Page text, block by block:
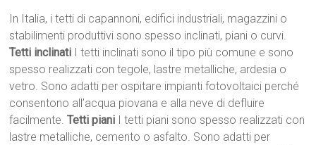
In Italia, i tetti di capannoni, edifici industriali, magazzini o
stabilimenti produttivi sono spesso inclinati, piani o curvi.
Tetti inclinati I tetti inclinati sono il tipo più comune e sono
spesso realizzati con tegole, lastre metalliche, ardesia o
vetro. Sono adatti per ospitare impianti fotovoltaici perché
consentono all’acqua piovana e alla neve di defluire
facilmente.Tetti piani I tetti piani sono spesso realizzati con
lastre metalliche, cemento o asfalto. Sono adatti per